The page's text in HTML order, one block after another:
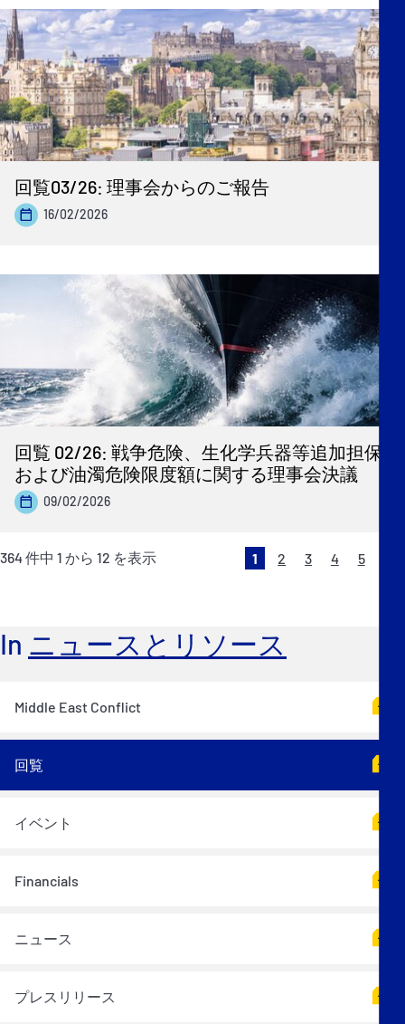
回覧03/26: 理事会からのご報告
16/02/2026
回覧 02/26: 戦争危険、生化学兵器等追加担保
および油濁危険限度額に関する理事会決議
09/02/2026
364件中 1 から 12 を表示 1 2 3 4
5
In ニュースとリソース
Middle East Conflict
回覧
イベント
Financials
ニュース
プレスリリース